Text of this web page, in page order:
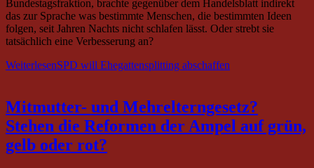
Bundestagsfraktion, brachte gegenüber dem Handelsblatt indirekt
das zur Sprache was bestimmte Menschen, die bestimmten Ideen
folgen, seit Jahren Nachts nicht schlafen lässt. Oder strebt sie
tatsächlich eine Verbesserung an?
WeiterlesenSPD will Ehegattensplitting abschaffen
Mitmutter- und Mehrelterngesetz?
Stehen die Reformen der Ampel auf grün,
gelb oder rot?